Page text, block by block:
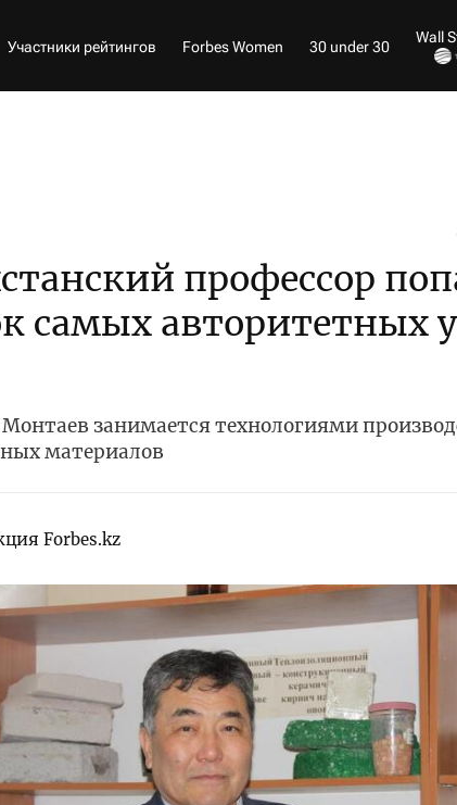
Участники рейтингов Forbes Women 30 under 30
Wall
профессор
самых авторитетных
Монтаев занимается технологиями
материалов
Forbes.kz